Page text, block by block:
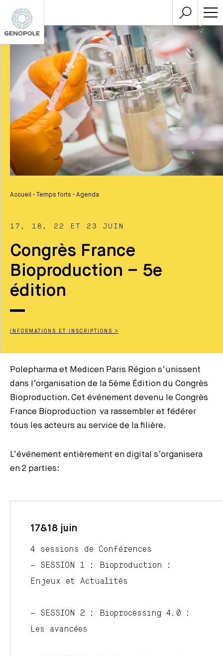
Accueil • Temps forts • Agenda
17, 18, 22 ET 23 JUIN
Congrès France
Bioproduction – 5e
édition
INFORMATIONS ET INSCRIPTIONS >
Polepharma et Medicen Paris Région s’unissent
dans l’organisation de la 5ème Édition du Congrès
Bioproduction. Cet événement devenu le Congrès
France Bioproduction va rassembler et fédérer
tous les acteurs au service de la filière.
L’événement entièrement en digital s’organisera
en 2 parties:
17&18 juin
4 sessions de Conférences
– SESSION 1 : Bioproduction :
Enjeux et Actualités
– SESSION 2 : Bioprocessing 4.0 :
Les avancées